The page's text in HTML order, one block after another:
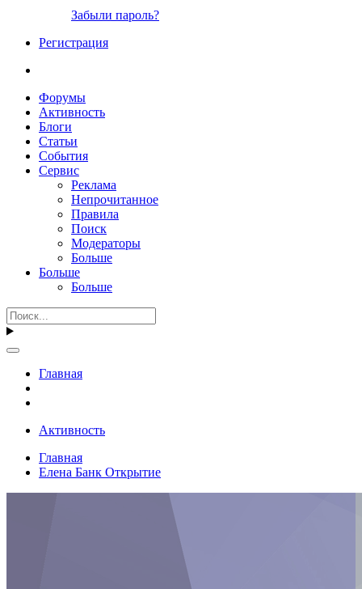
Забыли пароль?
Регистрация
Форумы
Активность
Блоги
Статьи
События
Сервис
Реклама
Непрочитанное
Правила
Поиск
Модераторы
Больше
Больше
Больше
Главная
Активность
Главная
Елена Банк Открытие